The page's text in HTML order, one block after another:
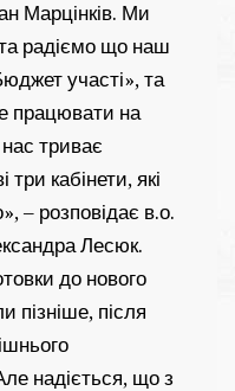
Марцінків. Ми
радіємо що наш
участі», та
працювати на
триває
кабінети, які
– розповідає в.о.
Лесюк.
до нового
пізніше, після
надіється, що з